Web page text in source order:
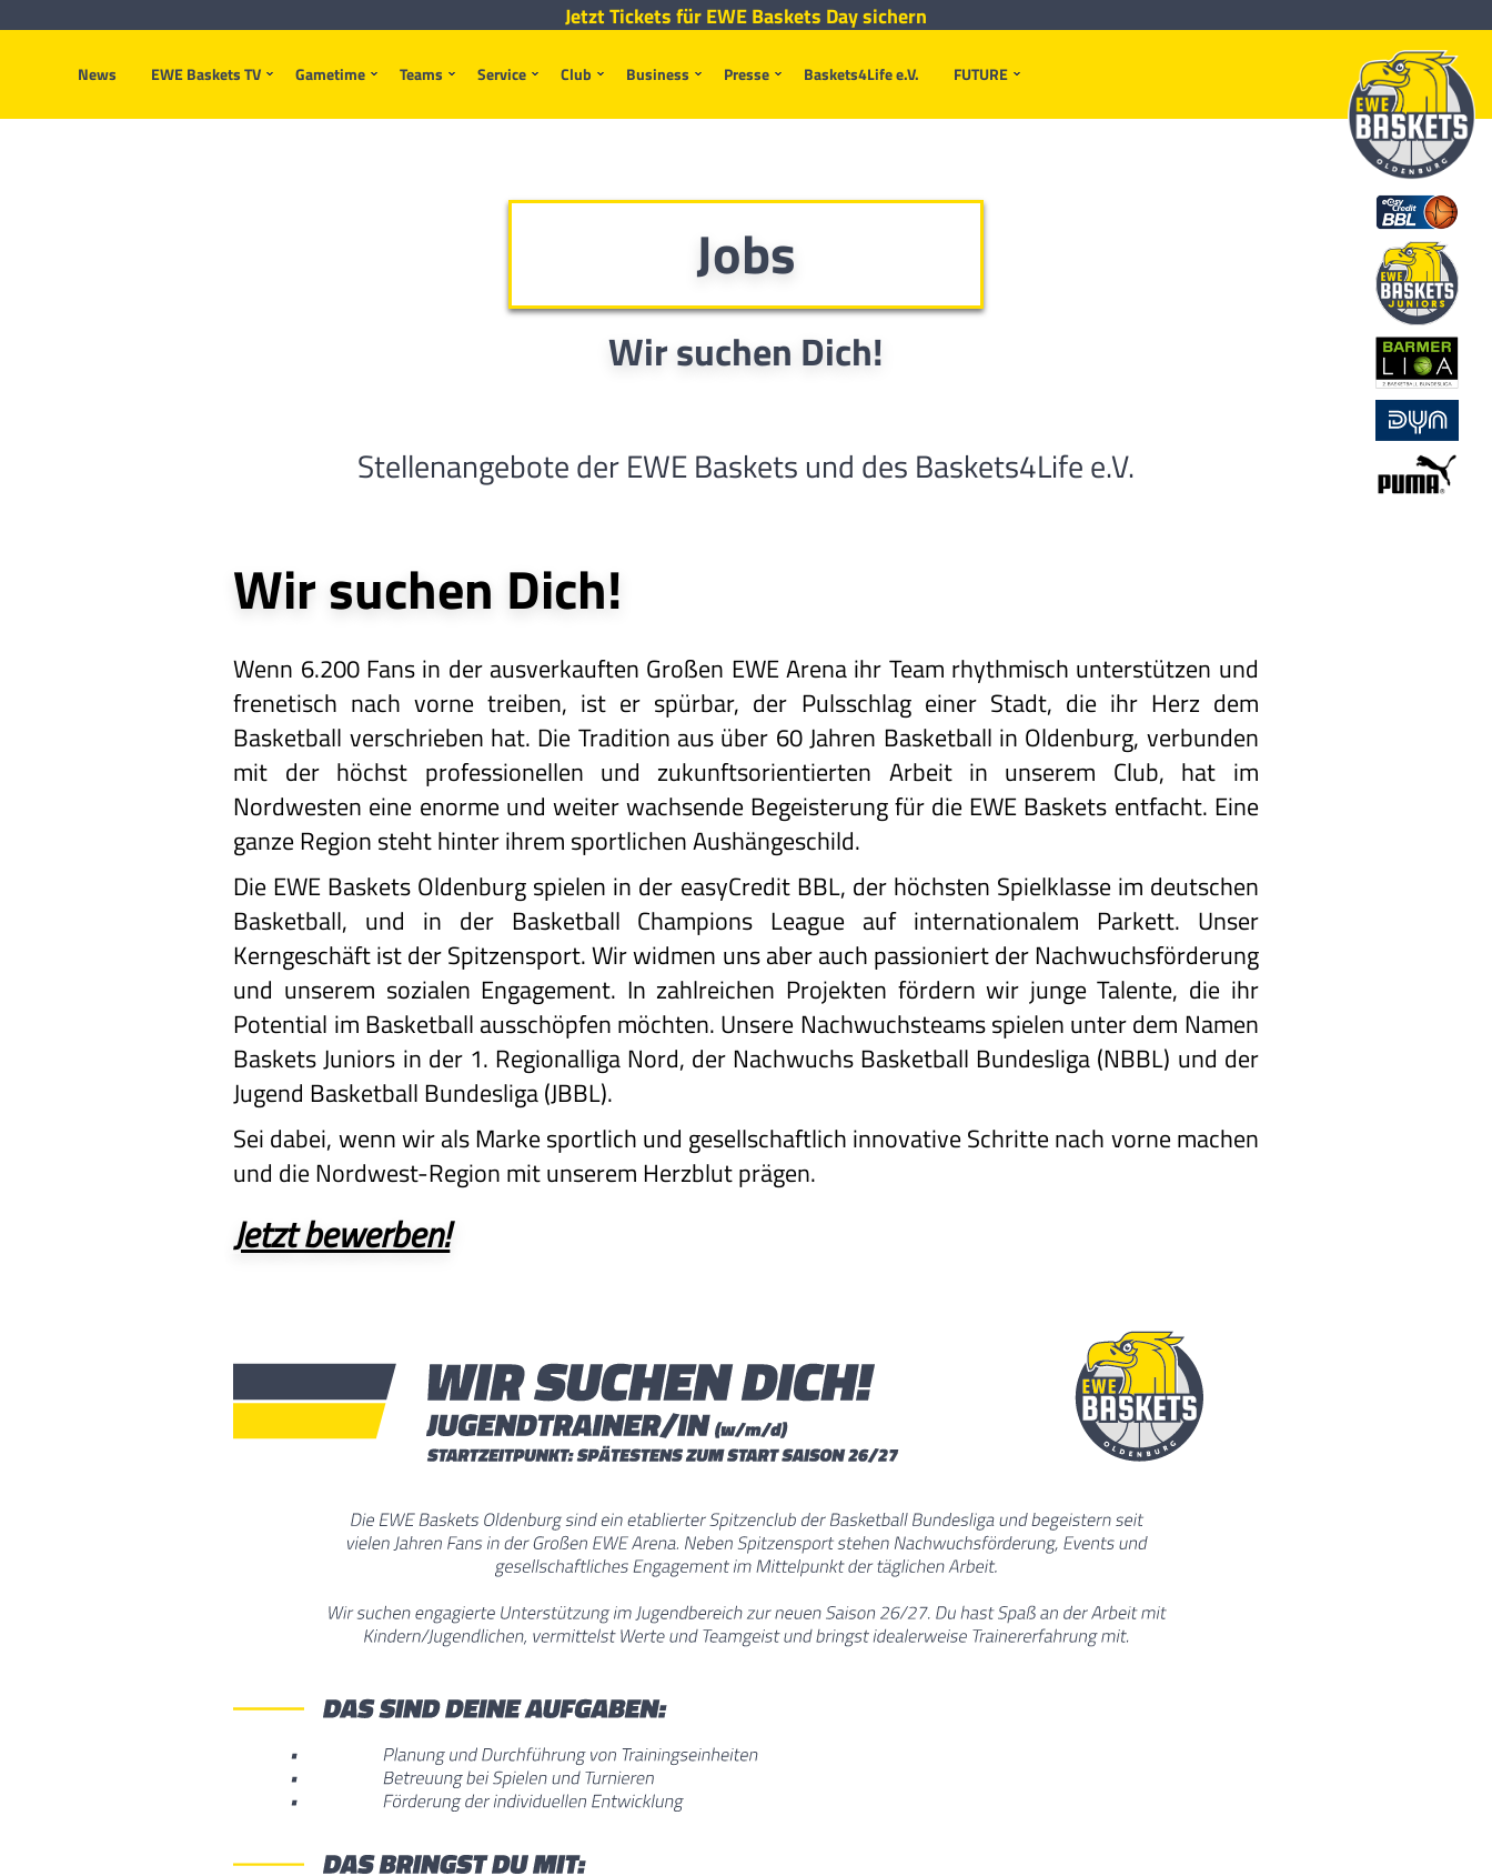
News EWE Baskets TV Gametime Teams Service Club Business Presse Baskets4Life e.V. FUTURE
Jetzt Tickets für EWE Baskets Day sichern
Jobs
Wir suchen Dich!
Stellenangebote der EWE Baskets und des Baskets4Life e.V.
Wir suchen Dich!
Wenn 6.200 Fans in der ausverkauften Großen EWE Arena ihr Team rhythmisch unterstützen und
frenetisch nach vorne treiben, ist er spürbar, der Pulsschlag einer Stadt, die ihr Herz dem
Basketball verschrieben hat. Die Tradition aus über 60 Jahren Basketball in Oldenburg, verbunden
mit der höchst professionellen und zukunftsorientierten Arbeit in unserem Club, hat im
Nordwesten eine enorme und weiter wachsende Begeisterung für die EWE Baskets entfacht. Eine
ganze Region steht hinter ihrem sportlichen Aushängeschild.
Die EWE Baskets Oldenburg spielen in der easyCredit BBL, der höchsten Spielklasse im deutschen
Basketball, und in der Basketball Champions League auf internationalem Parkett. Unser
Kerngeschäft ist der Spitzensport. Wir widmen uns aber auch passioniert der Nachwuchsförderung
und unserem sozialen Engagement. In zahlreichen Projekten fördern wir junge Talente, die ihr
Potential im Basketball ausschöpfen möchten. Unsere Nachwuchsteams spielen unter dem Namen
Baskets Juniors in der 1. Regionalliga Nord, der Nachwuchs Basketball Bundesliga (NBBL) und der
Jugend Basketball Bundesliga (JBBL).
Sei dabei, wenn wir als Marke sportlich und gesellschaftlich innovative Schritte nach vorne machen
und die Nordwest-Region mit unserem Herzblut prägen.
Jetzt bewerben!